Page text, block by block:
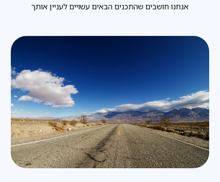
אנחנו חושבים שהתכנים הבאים עשויים לעניין אותך